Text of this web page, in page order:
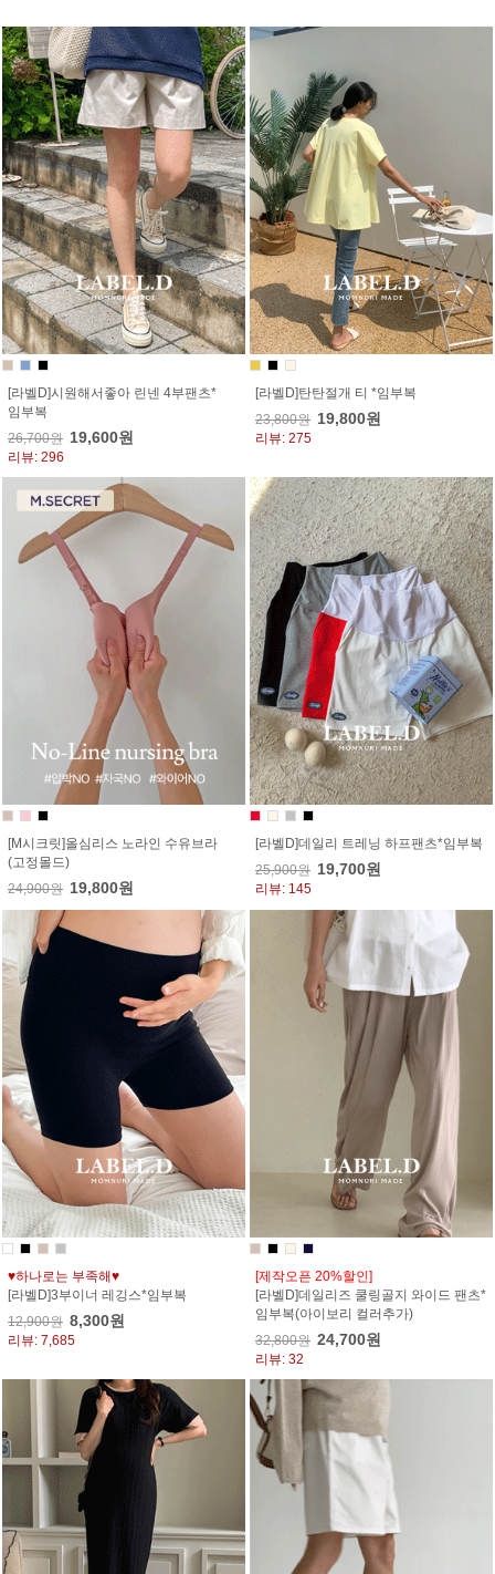
[라벨D]시원해서좋아 린넨 4부팬츠*
임부복
26,700원 19,600원
리뷰: 296
[라벨D]탄탄절개 티 *임부복
23,800원 19,800원
리뷰: 275
[M시크릿]올심리스 노라인 수유브라
(고정몰드)
24,900원 19,800원
[라벨D]데일리 트레닝 하프팬츠*임부복
25,900원 19,700원
리뷰: 145
♥하나로는 부족해♥
[라벨D]3부이너 레깅스*임부복
12,900원 8,300원
리뷰: 7,685
[제작오픈 20%할인]
[라벨D]데일리즈 쿨링골지 와이드 팬츠*
임부복(아이보리 컬러추가)
32,800원 24,700원
리뷰: 32